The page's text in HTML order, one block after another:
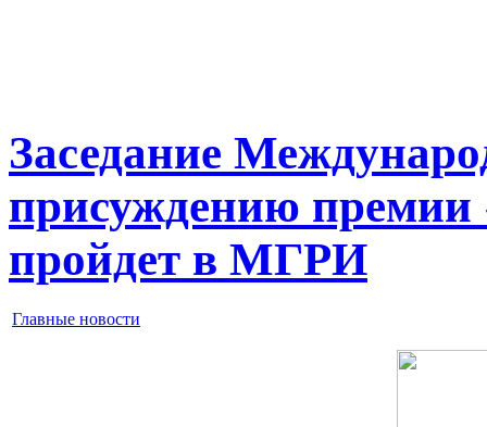
Заседание
присуждению премии
пройдет в МГРИ
Главные новости